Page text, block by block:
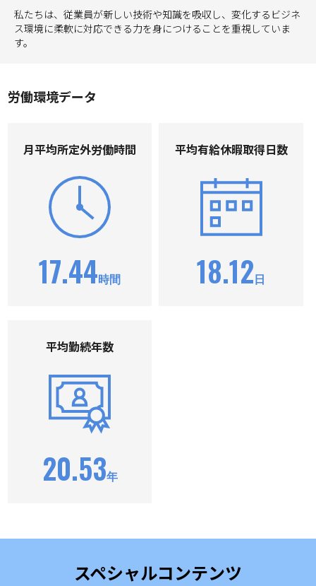
私たちは、従業員が新しい技術や知識を吸収し、変化するビジネ
ス環境に柔軟に対応できる力を身につけることを重視していま
す。
労働環境データ
⽉平均所定外労働時間
17.44時間
平均有給休暇取得⽇数
18.12日
平均勤続年数
20.53年
スペシャルコンテンツ